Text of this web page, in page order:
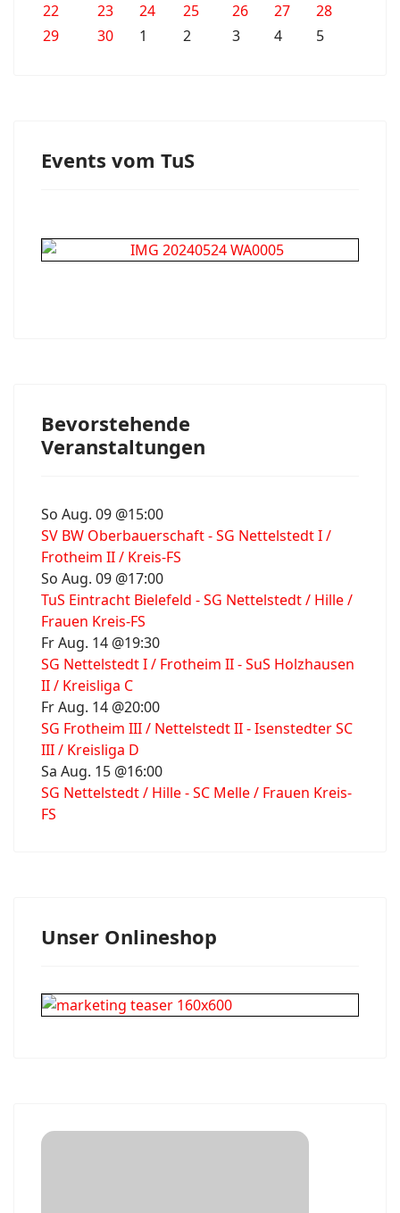
22
23 24 25 26 27
28
29
30 1 2 3 4 5
Events vom TuS
Bevorstehende
Veranstaltungen
So Aug. 09 @15:00
SV BW Oberbauerschaft - SG Nettelstedt I /
Frotheim II / Kreis-FS
So Aug. 09 @17:00
TuS Eintracht Bielefeld - SG Nettelstedt / Hille /
Frauen Kreis-FS
Fr Aug. 14 @19:30
SG Nettelstedt I / Frotheim II - SuS Holzhausen
II / Kreisliga C
Fr Aug. 14 @20:00
SG Frotheim III / Nettelstedt II - Isenstedter SC
III / Kreisliga D
Sa Aug. 15 @16:00
SG Nettelstedt / Hille - SC Melle / Frauen Kreis-
FS
Unser Onlineshop